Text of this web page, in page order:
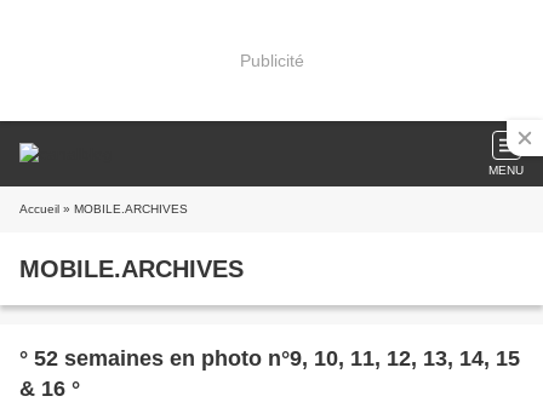
Publicité
MENU
Accueil » MOBILE.ARCHIVES
MOBILE.ARCHIVES
° 52 semaines en photo n°9, 10, 11, 12, 13, 14, 15
& 16 °